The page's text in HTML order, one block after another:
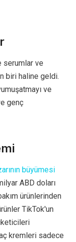
serumlar ve
biri haline geldi.
ve
genç
büyümesi
ABD doları
ürünlerinden
TikTok'un
kremleri sadece